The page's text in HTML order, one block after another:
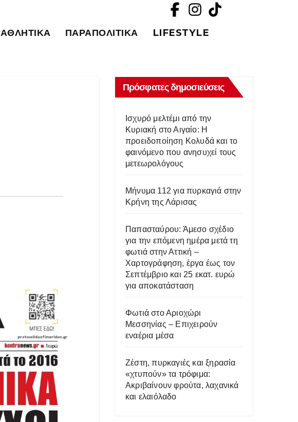
ΑΘΛΗΤΙΚΆ ΠΑΡΑΠΟΛΙΤΙΚΆ LIFESTYLE
Πρόσφατες δημοσιεύσεις
Ισχυρό μελτέμι από την
Κυριακή στο Αιγαίο: Η
προειδοποίηση Κολυδά και το
φαινόμενο που ανησυχεί τους
μετεωρολόγους
Μήνυμα 112 για πυρκαγιά στην
Κρήνη της Λάρισας
Παπασταύρου: Άμεσο σχέδιο
για την επόμενη ημέρα μετά τη
φωτιά στην Αττική –
Χαρτογράφηση, έργα έως τον
Σεπτέμβριο και 25 εκατ. ευρώ
για αποκατάσταση
Φωτιά στο Αριοχώρι
Μεσσηνίας – Επιχειρούν
εναέρια μέσα
Ζέστη, πυρκαγιές και ξηρασία
«χτυπούν» τα τρόφιμα:
Ακριβαίνουν φρούτα, λαχανικά
και ελαιόλαδο